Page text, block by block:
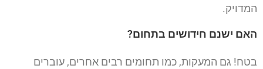
המדויק.
האם ישנם חידושים בתחום?
בטח! גם המעקות, כמו תחומים רבים אחרים, עוברים